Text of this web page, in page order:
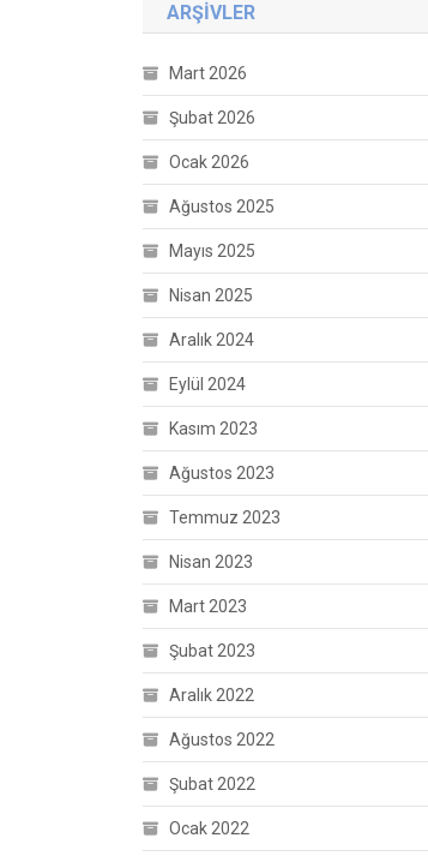
ARŞIVLER
Mart 2026
Şubat 2026
Ocak 2026
Ağustos 2025
Mayıs 2025
Nisan 2025
Aralık 2024
Eylül 2024
Kasım 2023
Ağustos 2023
Temmuz 2023
Nisan 2023
Mart 2023
Şubat 2023
Aralık 2022
Ağustos 2022
Şubat 2022
Ocak 2022